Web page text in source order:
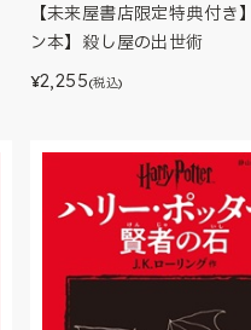
【未来屋書店限定特典付き
ン本】殺し屋の出世術
¥2,255(税込)